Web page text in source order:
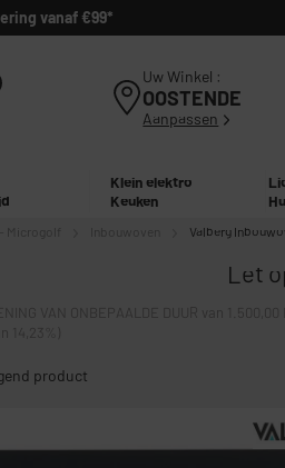
vanaf €99*
Uw Winkel :
OOSTENDE
Aanpassen
Klein elektro
Keuken
Inbouwoven Valberg
Let
VAN ONBEPAALDE DUUR van
product